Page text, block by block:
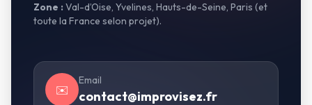
Zone : Val-d’Oise, Yvelines, Hauts-de-Seine, Paris (et
toute la France selon projet).
✉️
Email
contact@improvisez.fr